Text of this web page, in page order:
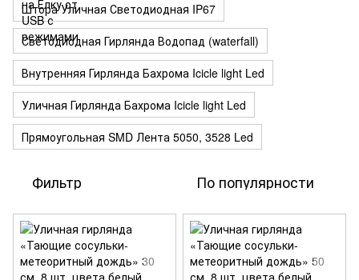
Штора Уличная Светодиодная IP67
Светодиодная Гирлянда Водопад (waterfall)
Внутренняя Гирлянда Бахрома Icicle light Led
Уличная Гирлянда Бахрома Icicle light Led
Прямоугольная SMD Лента 5050, 3528 Led
Фильтр По популярности